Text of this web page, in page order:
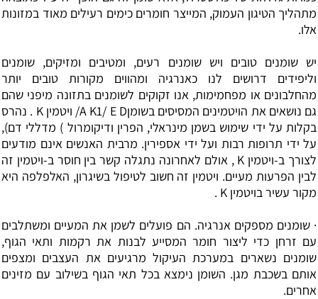
מתהליך הטיגון העמוק, המייצר חומרים כימים רעילים מאוד במזונות
אלו.
יש שומנים טובים ויש שומנים רעים, ומטיבים ומזיקים, שומנים
וליפידים דרושים לנו כאנרגיה ומהווים מקורות טובים יותר
מהחלבונים או מפחמימות, אנו זקוקים לשומנים בתזונה מיפני שהם
גם נושאים את הויטמינים המסיסים בשומןA K1/ E D/ ויטמין K . נהרס
בקלות על ידי שימוש בשמן מינראלי, הפרין ודיקומרול ) מדללי דם),
על ידי תרופות רבות ועל ידי אספירין. מרבית האנשים אינם מודעים
לצורך ב-ויטמין K , אולם לאחרונה נתגלה קשר בין חוסר ב-ויטמין זה
לבין הפרעות מעיים. ויטמין זה חשוב לטיפול בשיגרון, האלפלפה היא
מקור עשיר בויטמין K .
· שומנים מספקים אנרגיה. הם פועלים לשמן את המעיים ומשתלבים
עם זרחן כדי ליצור חומר המסייע לבנות את רקמות ותאי הגוף,
שומנים נשארים במערכת העיקול מרגיעים את העצבים ומצפים
אותם בשכבת מגן. השומן נימצא בכל תאי הגוף בשילוב עם מזינים
אחרים.